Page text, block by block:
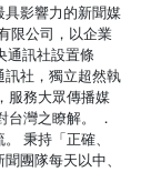
影響力的新聞媒
限公司，以企業
通訊社設置條
社，獨立超然執
服務大眾傳播媒
灣之瞭解。 ．
秉持「正確、
團隊每天以中、